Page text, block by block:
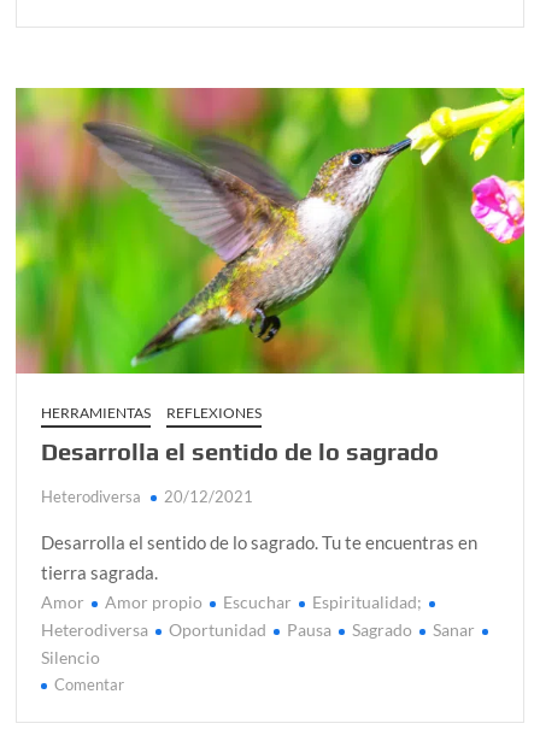
corazón
HERRAMIENTAS REFLEXIONES
Desarrolla el sentido de lo sagrado
Heterodiversa 20/12/2021
Desarrolla el sentido de lo sagrado. Tu te encuentras en
tierra sagrada.
Amor Amor propio Escuchar
Espiritualidad;
Heterodiversa
Oportunidad Pausa Sagrado
Sanar
Silencio
Comentaren